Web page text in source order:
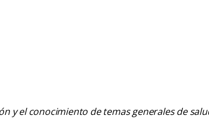
y el conocimiento de temas generales de